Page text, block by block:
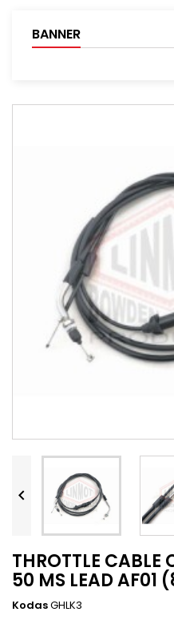
BANNER


THROTTLE
50 MS LEAD AF01
KodasGHLK3